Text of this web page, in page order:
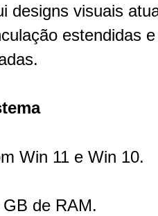
designs visuais
estendidas
Win 11 e Win 10.
de RAM.